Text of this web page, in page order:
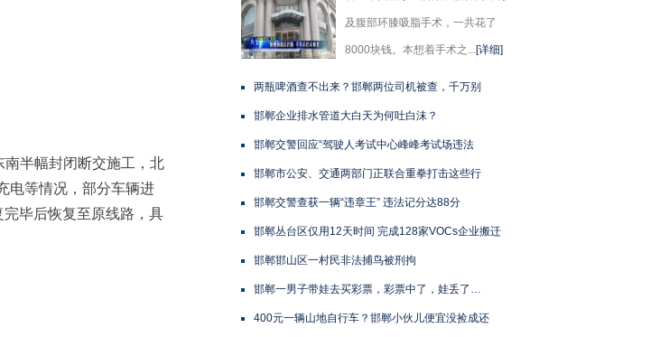
半幅封闭断交施工，北
电等情况，部分车辆进
毕后恢复至原线路，具
及腹部环膝吸脂手术，一共花了
8000块钱。本想着手术之...[详细]
两瓶啤酒查不出来？邯郸两位司机被查，千万别
邯郸企业排水管道大白天为何吐白沫？
邯郸交警回应“驾驶人考试中心峰峰考试场违法
邯郸市公安、交通两部门正联合重拳打击这些行
邯郸交警查获一辆“违章王” 违法记分达88分
邯郸丛台区仅用12天时间 完成128家VOCs企业搬迁
邯郸邯山区一村民非法捕鸟被刑拘
邯郸一男子带娃去买彩票，彩票中了，娃丢了…
400元一辆山地自行车？邯郸小伙儿便宜没捡成还